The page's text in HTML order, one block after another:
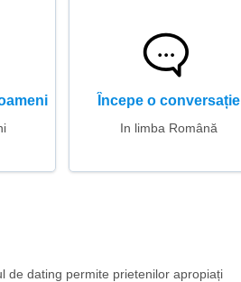
Începe o conversație
In limba Română
de dating permite prietenilor apropiați